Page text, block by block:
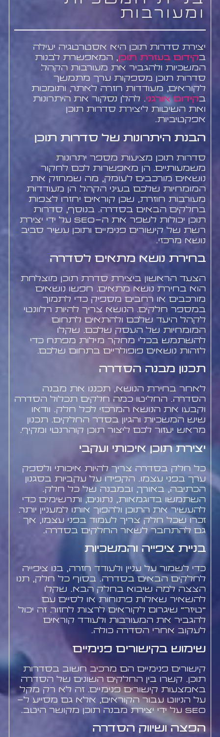
ומעורבות
יצירת סדרות תוכן היא אסטרטגיה יעילה
בקידום בעזרת תוכן, המאפשרת לבנות
המשכיות ולהגביר את מעורבות הקהל.
סדרות תוכן מספקות ערך מתמשך
לקוראים, מעודדות חזרה לאתר, ותומכות
בקידום אורגני. להלן נסקור את היתרונות
ואת השיטות ליצירת סדרות תוכן
אפקטיביות.
הבנת היתרונות של סדרות תוכן
סדרות תוכן מציעות מספר יתרונות
משמעותיים. הן מאפשרות לכם לחקור
נושאים מורכבים לעומק, מה שמחזק את
המומחיות שלכם בעיני הקהל. הן מעודדות
מעורבות חוזרת, שכן קוראים יחזרו לצפות
בחלקים הבאים בסדרה. בנוסף, סדרות
תוכן יכולות לשפר את ה-SEO על ידי יצירת
רשת של קישורים פנימיים ותוכן עשיר סביב
נושא מרכזי.
בחירת נושא מתאים לסדרה
הצעד הראשון ביצירת סדרת תוכן מוצלחת
הוא בחירת נושא מתאים. חפשו נושאים
מורכבים או רחבים מספיק כדי לתמוך
במספר חלקים. הנושא צריך להיות רלוונטי
לקהל היעד שלכם ולהתאים לתחום
המומחיות של העסק שלכם. שקלו
להשתמש בכלי מחקר מילות מפתח כדי
לזהות נושאים פופולריים בתחום שלכם.
תכנון מבנה הסדרה
לאחר בחירת הנושא, תכננו את מבנה
הסדרה. החליטו כמה חלקים תכלול הסדרה
וקבעו את הנושא המרכזי לכל חלק. וודאו
שיש המשכיות והגיון בסדר החלקים. תכנון
מראש יעזור לכם ליצור תוכן קוהרנטי ומקיף.
יצירת תוכן איכותי ועקבי
כל חלק בסדרה צריך להיות איכותי ולספק
ערך בפני עצמו. הקפידו על עקביות בסגנון
הכתיבה, באורך, ובמבנה של כל חלק.
השתמשו בדוגמאות, נתונים, ותרשימים כדי
להעשיר את התוכן ולהפוך אותו למעניין יותר.
זכרו שכל חלק צריך לעמוד בפני עצמו, אך
גם להתחבר לשאר החלקים בסדרה.
בניית ציפייה והמשכיות
כדי לשמור על עניין ולעודד חזרה, בנו ציפייה
לחלקים הבאים בסדרה. בסוף כל חלק, תנו
הצצה למה שיבוא בחלק הבא. שקלו
להשאיר שאלות פתוחות או לסיים עם
"טיזר" שיגרום לקוראים לרצות לחזור. זה יכול
להגביר את המעורבות ולעודד קוראים
לעקוב אחרי הסדרה כולה.
שימוש בקישורים פנימיים
קישורים פנימיים הם מרכיב חשוב בסדרות
תוכן. קשרו בין החלקים השונים של הסדרה
באמצעות קישורים פנימיים. זה לא רק מקל
על הניווט עבור הקוראים, אלא גם מסייע ל-
SEO על ידי יצירת מבנה תוכן מקושר היטב.
הפצה ושיווק הסדרה